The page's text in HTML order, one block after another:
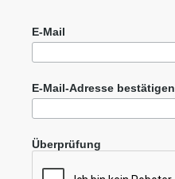
E-Mail
E-Mail-Adresse bestätigen
Überprüfung